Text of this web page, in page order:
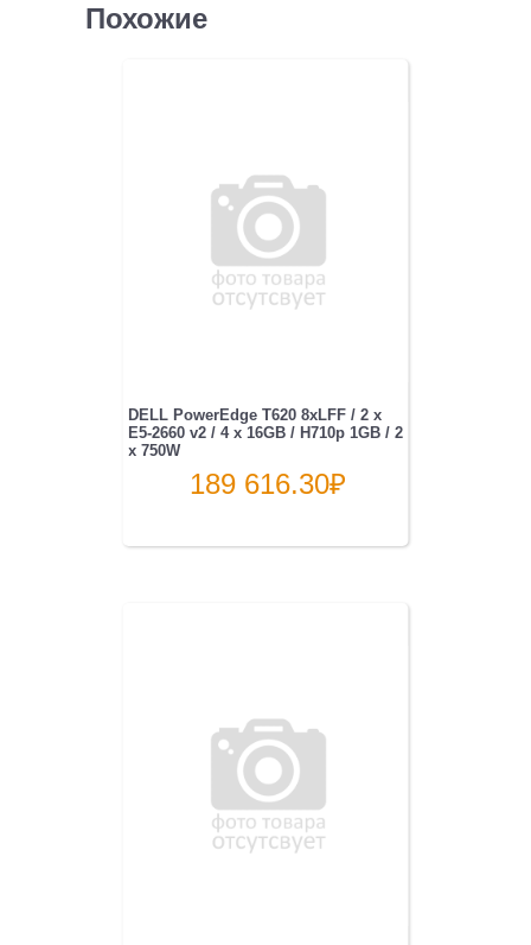
Похожие
DELL PowerEdge T620 8xLFF / 2 x
E5-2660 v2 / 4 x 16GB / H710p 1GB / 2
x 750W
189 616.30₽